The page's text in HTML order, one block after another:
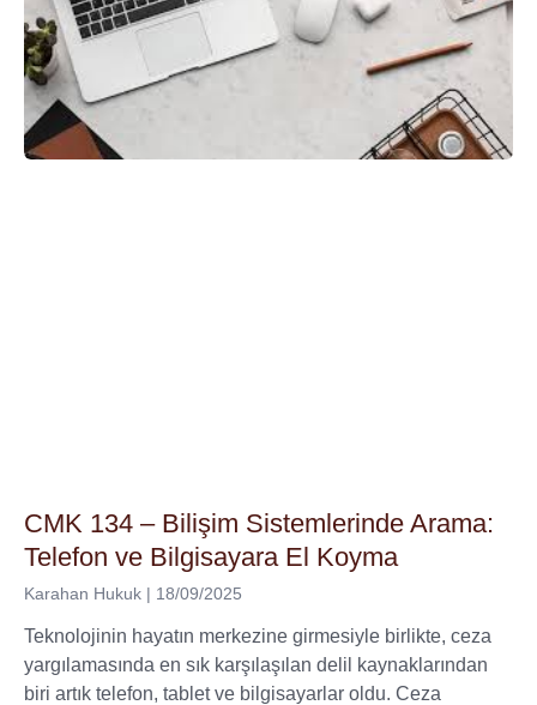
CMK 134 – Bilişim Sistemlerinde Arama:
Telefon ve Bilgisayara El Koyma
Karahan Hukuk 18/09/2025
Teknolojinin hayatın merkezine girmesiyle birlikte, ceza
yargılamasında en sık karşılaşılan delil kaynaklarından
biri artık telefon, tablet ve bilgisayarlar oldu. Ceza